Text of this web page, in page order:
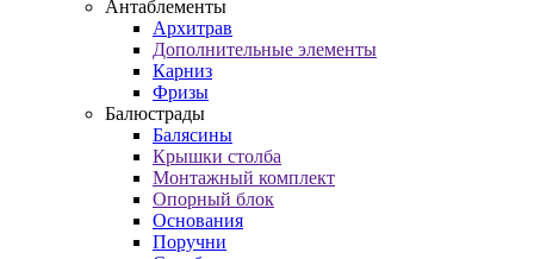
Антаблементы
Архитрав
Дополнительные элементы
Карниз
Фризы
Балюстрады
Балясины
Крышки столба
Монтажный комплект
Опорный блок
Основания
Поручни